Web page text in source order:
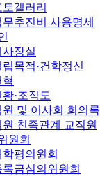
토갤러리
무추진비 사용명세
사장실
립목적·건학정신
혁
황·조직도
원 및 이사회 회의록
원 친족관계 교직원
원회
학평의원회
록금심의위원회